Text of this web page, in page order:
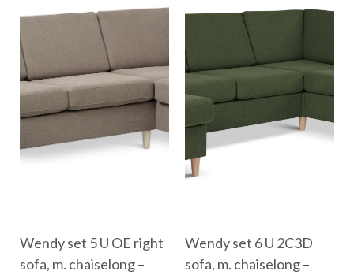
Wendy set 5 U OE right
sofa, m. chaiselong –
Wendy set 6 U 2C3D
sofa, m. chaiselong –